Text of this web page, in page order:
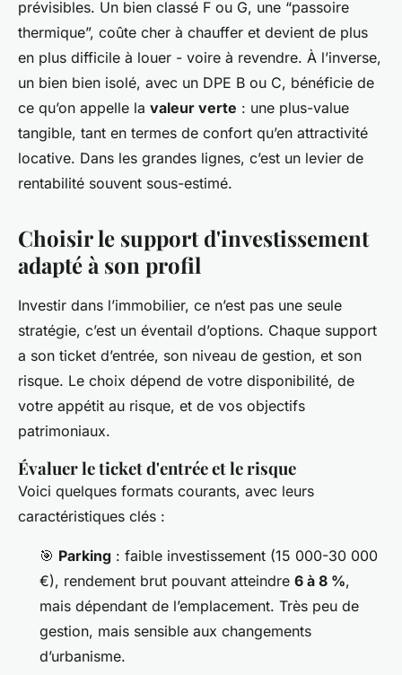
prévisibles. Un bien classé F ou G, une “passoire
thermique”, coûte cher à chauffer et devient de plus
en plus difficile à louer - voire à revendre. À l’inverse,
un bien bien isolé, avec un DPE B ou C, bénéficie de
ce qu’on appelle la valeur verte : une plus-value
tangible, tant en termes de confort qu’en attractivité
locative. Dans les grandes lignes, c’est un levier de
rentabilité souvent sous-estimé.
Choisir le support d'investissement
adapté à son profil
Investir dans l’immobilier, ce n’est pas une seule
stratégie, c’est un éventail d’options. Chaque support
a son ticket d’entrée, son niveau de gestion, et son
risque. Le choix dépend de votre disponibilité, de
votre appétit au risque, et de vos objectifs
patrimoniaux.
Évaluer le ticket d'entrée et le risque
Voici quelques formats courants, avec leurs
caractéristiques clés :
🎯 Parking : faible investissement (15 000-30 000
€), rendement brut pouvant atteindre 6 à 8 %,
mais dépendant de l’emplacement. Très peu de
gestion, mais sensible aux changements
d’urbanisme.